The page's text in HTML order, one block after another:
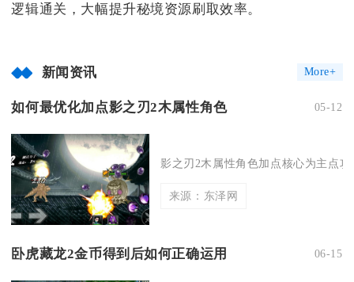
逻辑通关，大幅提升秘境资源刷取效率。
新闻资讯 More+
如何最优化加点影之刃2木属性角色 05-12
影之刃2木属性角色加点核心为主点
来源：东泽网
卧虎藏龙2金币得到后如何正确运用 06-15